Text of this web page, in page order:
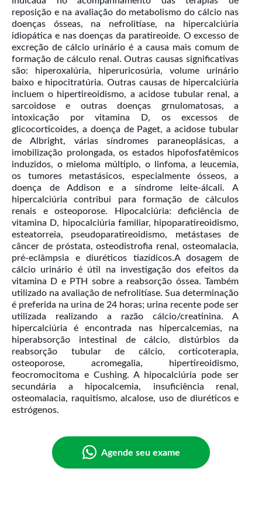
reposição e na avaliação do metabolismo do cálcio nas
doenças ósseas, na nefrolitíase, na hipercalciúria
idiopática e nas doenças da paratireoide. O excesso de
excreção de cálcio urinário é a causa mais comum de
formação de cálculo renal. Outras causas significativas
são: hiperoxalúria, hiperuricosúria, volume urinário
baixo e hipocitratúria. Outras causas de hipercalciúria
incluem o hipertireoidismo, a acidose tubular renal, a
sarcoidose e outras doenças grnulomatosas, a
intoxicação por vitamina D, os excessos de
glicocorticoides, a doença de Paget, a acidose tubular
de Albright, várias síndromes paraneoplásicas, a
imobilização prolongada, os estados hipofosfatêmicos
induzidos, o mieloma múltiplo, o linfoma, a leucemia,
os tumores metastásicos, especialmente ósseos, a
doença de Addison e a síndrome leite-álcali. A
hipercalciúria contribui para formação de cálculos
renais e osteoporose. Hipocalciúria: deficiência de
vitamina D, hipocalciúria familiar, hipoparatireoidismo,
esteatorreia, pseudoparatireoidismo, metástases de
câncer de próstata, osteodistrofia renal, osteomalacia,
pré-eclâmpsia e diuréticos tiazídicos.A dosagem de
cálcio urinário é útil na investigação dos efeitos da
vitamina D e PTH sobre a reabsorção óssea. Também
utilizado na avaliação de nefrolitíase. Sua determinação
é preferida na urina de 24 horas; urina recente pode ser
utilizada realizando a razão cálcio/creatinina. A
hipercalciúria é encontrada nas hipercalcemias, na
hiperabsorção intestinal de cálcio, distúrbios da
reabsorção tubular de cálcio, corticoterapia,
osteoporose, acromegalia, hipertireoidismo,
feocromocitoma e Cushing. A hipocalciúria pode ser
secundária a hipocalcemia, insuficiência renal,
osteomalacia, raquitismo, alcalose, uso de diuréticos e
Agende seu exame